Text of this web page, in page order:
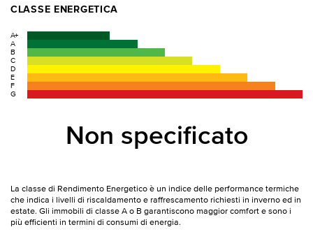
CLASSE ENERGETICA
A+
A
B
C
D
E
F
G
Non specificato
La classe di Rendimento Energetico è un indice delle performance termiche
che indica i livelli di riscaldamento e raffrescamento richiesti in inverno ed in
estate. Gli immobili di classe A o B garantiscono maggior comfort e sono i
più efficienti in termini di consumi di energia.